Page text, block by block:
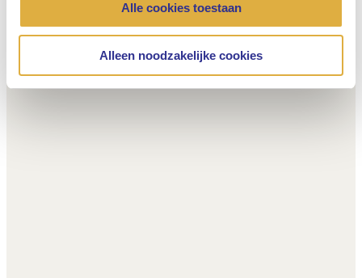
Alle cookies toestaan
Alleen noodzakelijke cookies